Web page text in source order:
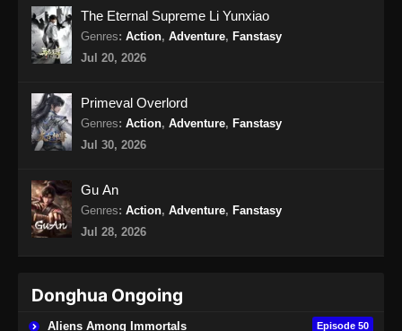
Episode 158 Subtitle Indonesia - Agustus 18,
2024
159 Subtitle Indonesia
Eps 159 - 100.000 Years of Refining Qi
Episode 159 Subtitle Indonesia - Agustus 20,
100.000 Years of Refining Qi Episode
160 Subtitle Indonesia
2024
The Eternal Supreme Li Yunxiao
Genres: Action, Adventure, Fanstasy
Jul 20, 2026
Primeval Overlord
Genres: Action, Adventure, Fanstasy
Jul 30, 2026
Gu An
Genres: Action, Adventure, Fanstasy
Jul 28, 2026
Donghua Ongoing
Aliens Among Immortals Episode 50